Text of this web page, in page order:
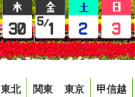
東北 関東 東京 甲信越